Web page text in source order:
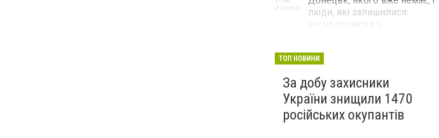
люди, які залишилися:
4 серпня
ТОП НОВИНИ
За добу захисники
України знищили 1470
російських окупантів